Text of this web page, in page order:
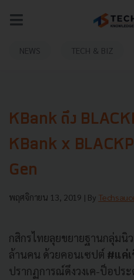
NEWS TECH & BIZ
KBank ดึง
KBank x
Gen
พฤศจิกายน 13, 2019 | By
กสิกรไทยลุยขยายฐานกลุ่มนิ
ล้านคน ด้วยคอนเซปต์ #แค่
ปรากฏการณ์ดึงวงเค-ป็อปร